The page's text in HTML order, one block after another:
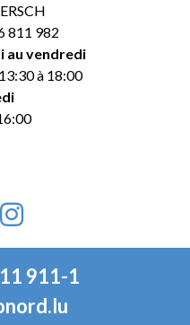
811 982
au vendredi
à 18:00
911-1